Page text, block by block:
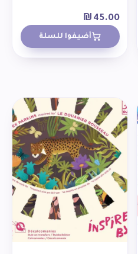
₪ 45.00
أضيفوا للسلة